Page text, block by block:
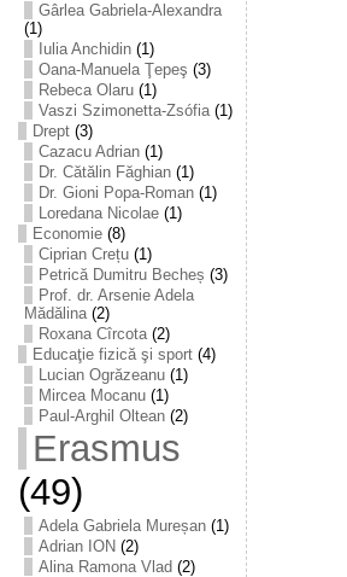
Gârlea Gabriela-Alexandra
(1)
Iulia Anchidin(1)
Oana-Manuela Ţepeş (3)
Rebeca Olaru(1)
Vaszi Szimonetta-Zsófia(1)
Drept(3)
Cazacu Adrian(1)
Dr. Cătălin Făghian(1)
Dr. Gioni Popa-Roman(1)
Loredana Nicolae(1)
Economie(8)
Ciprian Crețu(1)
Petrică Dumitru Becheș (3)
Prof. dr. Arsenie Adela
Mădălina(2)
Roxana Cîrcota(2)
Educaţie fizică şi sport(4)
Lucian Ogrăzeanu(1)
Mircea Mocanu(1)
Paul-Arghil Oltean(2)
Erasmus
(49)
Adela Gabriela Mureșan(1)
Adrian ION (2)
Alina Ramona Vlad (2)